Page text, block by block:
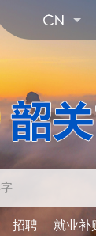
招聘 就业补